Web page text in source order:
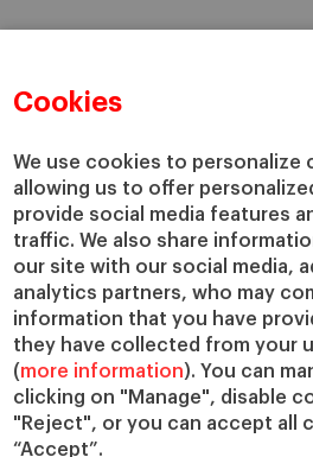
Cookies
We use cookies to personalize
allowing us to offer
provide social media features
traffic. We also share
our site with our social media,
analytics partners, who may
information that you have
they have collected from your
(more information). You can
clicking on "Manage", disable
"Reject", or you can accept all
“Accept”.